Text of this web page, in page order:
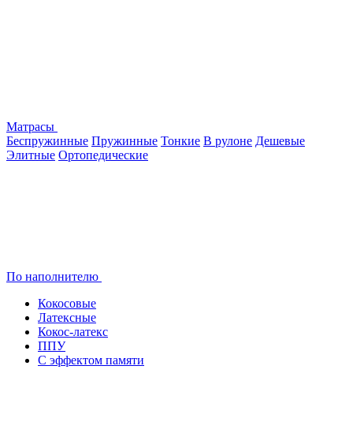
Матрасы
Беспружинные Пружинные Тонкие В рулоне Дешевые
Элитные Ортопедические
По наполнителю
Кокосовые
Латексные
Кокос-латекс
ППУ
С эффектом памяти